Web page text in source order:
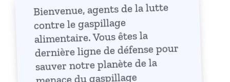
Bienvenue, agents de la lutte
contre le gaspillage
alimentaire. Vous êtes la
dernière ligne de défense pour
sauver notre planète de la
menace du gaspillage